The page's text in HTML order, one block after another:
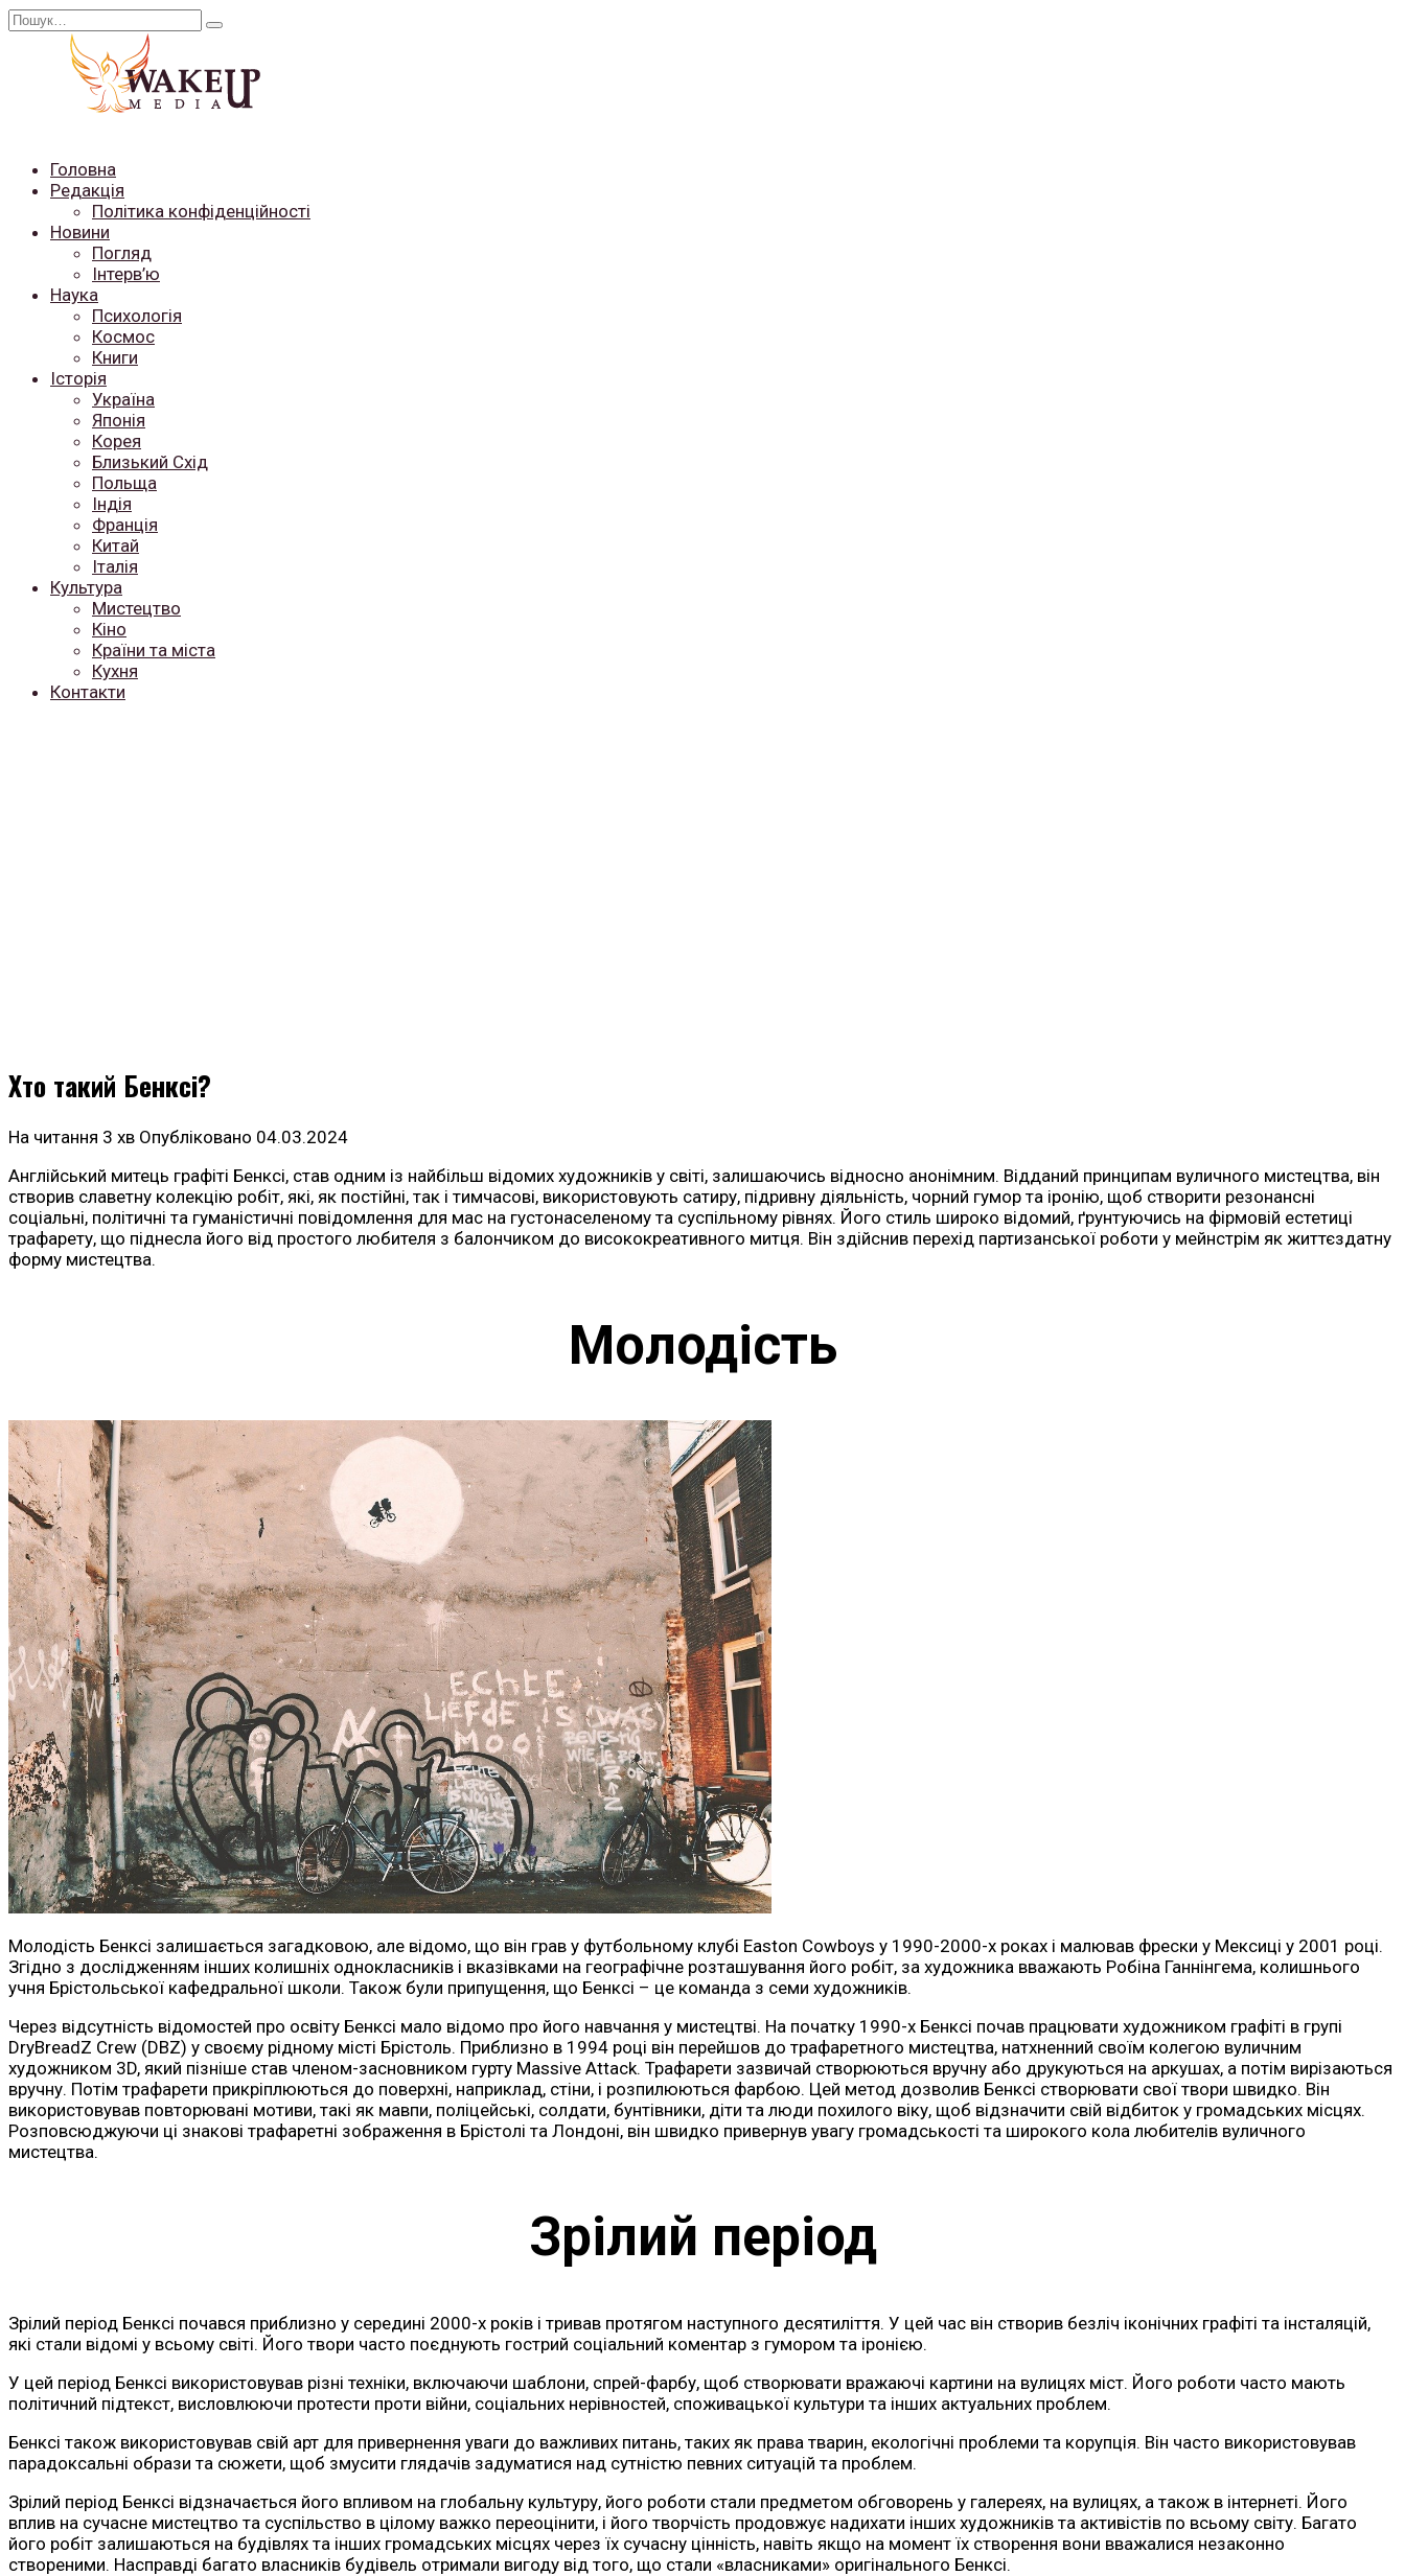
Перейти
Search
Головна
Редакція
Політика конфіденційності
Новини
Погляд
Інтерв’ю
Наука
Психологія
Космос
Книги
Історія
Україна
Японія
Корея
Близький Схід
Польща
Індія
Франція
Китай
Італія
Культура
Мистецтво
Кіно
Країни та міста
Кухня
Контакти
Хто такий Бенксі?
На читання 3 хв Опубліковано 04.03.2024
Англійський митець графіті Бенксі, став одним із найбільш відомих художників у світі, залишаючись відносно анонімним. Відданий принципам вуличного мистецтва, він
створив славетну колекцію робіт, які, як постійні, так і тимчасові, використовують сатиру, підривну діяльність, чорний гумор та іронію, щоб створити резонансні
соціальні, політичні та гуманістичні повідомлення для мас на густонаселеному та суспільному рівнях. Його стиль широко відомий, ґрунтуючись на фірмовій естетиці
трафарету, що піднесла його від простого любителя з балончиком до висококреативного митця. Він здійснив перехід партизанської роботи у мейнстрім як життєздатну
форму мистецтва.
Молодість
Молодість Бенксі залишається загадковою, але відомо, що він грав у футбольному клубі Easton Cowboys у 1990-2000-х роках і малював фрески у Мексиці у 2001 році.
Згідно з дослідженням інших колишніх однокласників і вказівками на географічне розташування його робіт, за художника вважають Робіна Ганнінгема, колишнього
учня Брістольської кафедральної школи. Також були припущення, що Бенксі – це команда з семи художників.
Через відсутність відомостей про освіту Бенксі мало відомо про його навчання у мистецтві. На початку 1990-х Бенксі почав працювати художником графіті в групі
DryBreadZ Crew (DBZ) у своєму рідному місті Брістоль. Приблизно в 1994 році він перейшов до трафаретного мистецтва, натхненний своїм колегою вуличним
художником 3D, який пізніше став членом-засновником гурту Massive Attack. Трафарети зазвичай створюються вручну або друкуються на аркушах, а потім вирізаються
вручну. Потім трафарети прикріплюються до поверхні, наприклад, стіни, і розпилюються фарбою. Цей метод дозволив Бенксі створювати свої твори швидко. Він
використовував повторювані мотиви, такі як мавпи, поліцейські, солдати, бунтівники, діти та люди похилого віку, щоб відзначити свій відбиток у громадських місцях.
Розповсюджуючи ці знакові трафаретні зображення в Брістолі та Лондоні, він швидко привернув увагу громадськості та широкого кола любителів вуличного
мистецтва.
Зрілий період
Зрілий період Бенксі почався приблизно у середині 2000-х років і тривав протягом наступного десятиліття. У цей час він створив безліч іконічних графіті та інсталяцій,
які стали відомі у всьому світі. Його твори часто поєднують гострий соціальний коментар з гумором та іронією.
У цей період Бенксі використовував різні техніки, включаючи шаблони, спрей-фарбу, щоб створювати вражаючі картини на вулицях міст. Його роботи часто мають
політичний підтекст, висловлюючи протести проти війни, соціальних нерівностей, споживацької культури та інших актуальних проблем.
Бенксі також використовував свій арт для привернення уваги до важливих питань, таких як права тварин, екологічні проблеми та корупція. Він часто використовував
парадоксальні образи та сюжети, щоб змусити глядачів задуматися над сутністю певних ситуацій та проблем.
Зрілий період Бенксі відзначається його впливом на глобальну культуру, його роботи стали предметом обговорень у галереях, на вулицях, а також в інтернеті. Його
вплив на сучасне мистецтво та суспільство в цілому важко переоцінити, і його творчість продовжує надихати інших художників та активістів по всьому світу. Багато
його робіт залишаються на будівлях та інших громадських місцях через їх сучасну цінність, навіть якщо на момент їх створення вони вважалися незаконно
створеними. Насправді багато власників будівель отримали вигоду від того, що стали «власниками» оригінального Бенксі.